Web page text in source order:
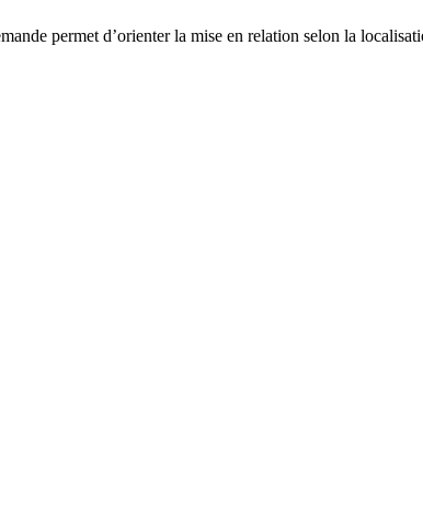
permet d’orienter la mise en relation selon la